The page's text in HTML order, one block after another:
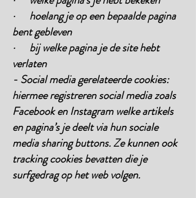
· hoelang je op een bepaalde pagina
bent gebleven
· bij welke pagina je de site hebt
verlaten
- Social media gerelateerde cookies:
hiermee registreren social media zoals
Facebook en Instagram welke artikels
en pagina’s je deelt via hun sociale
media sharing buttons. Ze kunnen ook
tracking cookies bevatten die je
surfgedrag op het web volgen.